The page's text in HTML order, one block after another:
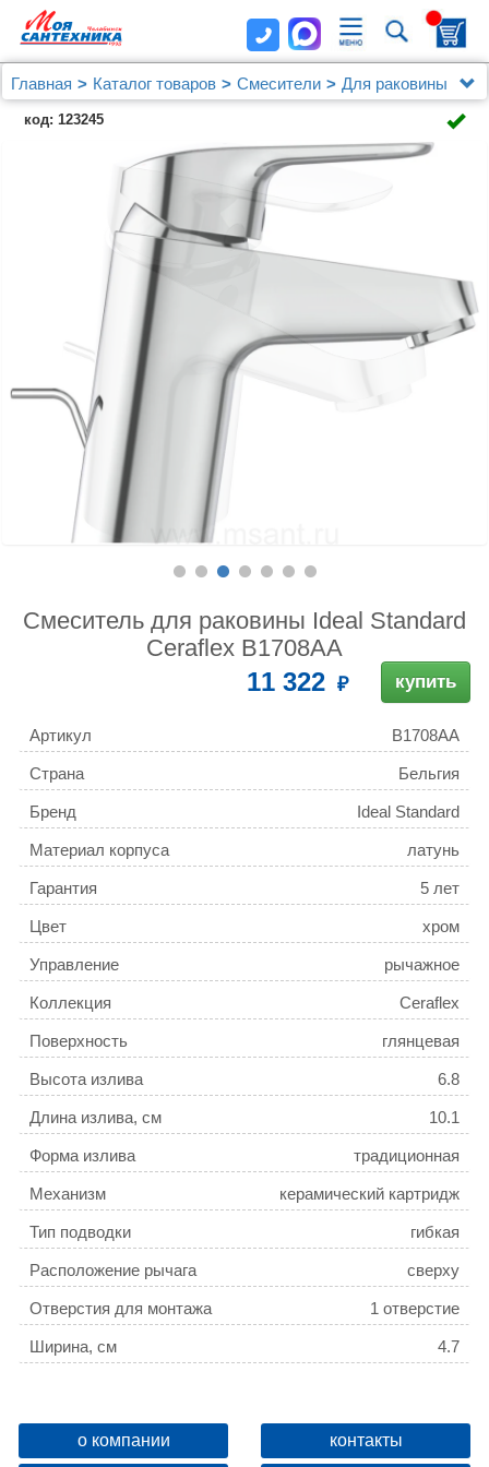
Главная Каталог товаров Смесители
Для раковины
Смеситель для раковины Ideal Standard Ceraflex
B1708AA
код: 123245
Смеситель для раковины Ideal Standard
Ceraflex B1708AA
11 322 купить
Артикул B1708AA
Страна Бельгия
Бренд Ideal Standard
Материал корпуса латунь
Гарантия 5 лет
Цвет хром
Управление рычажное
Коллекция Ceraflex
Поверхность глянцевая
Высота излива 6.8
Длина излива, см 10.1
Форма излива традиционная
Механизм керамический картридж
Тип подводки гибкая
Расположение рычага сверху
Отверстия для монтажа 1 отверстие
Ширина, см 4.7
Глубина, см 14.9
Ограничение температуры есть
о компании контакты